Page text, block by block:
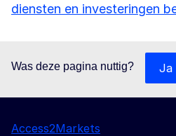
diensten en investeringen
Was deze pagina nuttig? Ja
Access2Markets